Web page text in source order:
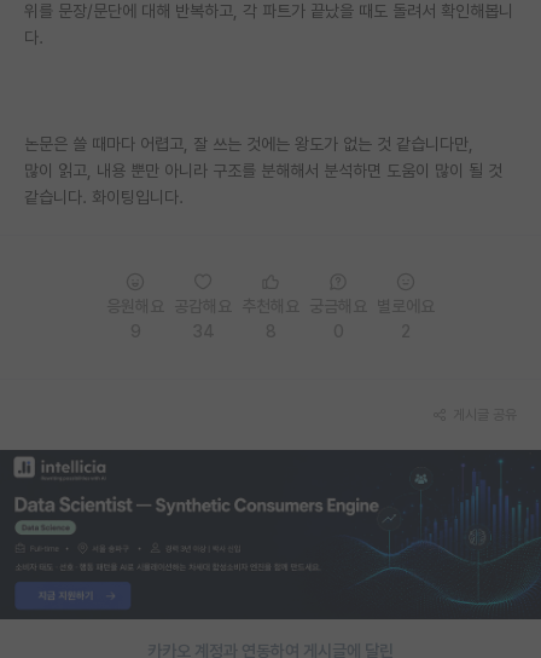
위를 문장/문단에 대해 반복하고, 각 파트가 끝났을 때도 돌려서 확인해봅니
다.
논문은 쓸 때마다 어렵고, 잘 쓰는 것에는 왕도가 없는 것 같습니다만,
많이 읽고, 내용 뿐만 아니라 구조를 분해해서 분석하면 도움이 많이 될 것
같습니다. 화이팅입니다.
카카오 계정과 연동하여 게시글에 달린